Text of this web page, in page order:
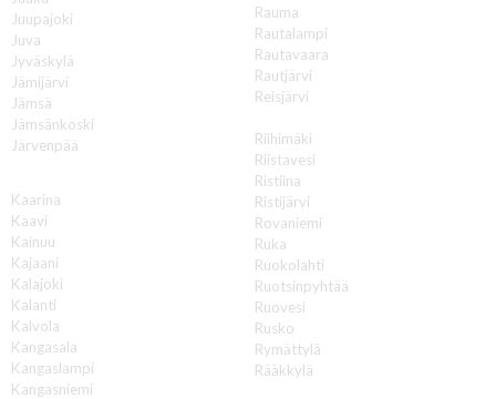
Juupajoki
Juva
Jyväskylä
Jämijärvi
Jämsä
Jämsänkoski
Järvenpää
Kaarina
Kaavi
Kainuu
Kajaani
Kalajoki
Kalanti
Kalvola
Kangasala
Kangaslampi
Kangasniemi
Rauma
Rautalampi
Rautavaara
Rautjärvi
Reisjärvi
Riihimäki
Riistavesi
Ristiina
Ristijärvi
Rovaniemi
Ruka
Ruokolahti
Ruotsinpyhtää
Ruovesi
Rusko
Rymättylä
Rääkkylä